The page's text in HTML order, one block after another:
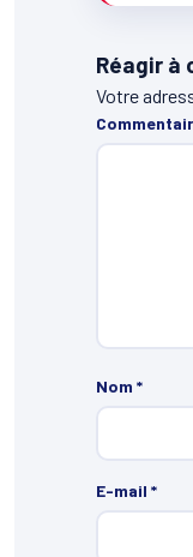
Réagir à
Votre
Nom *
E-mail *